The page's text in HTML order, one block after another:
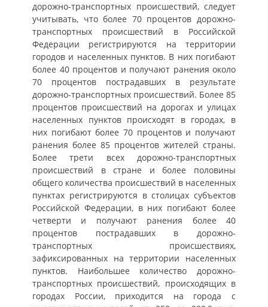
дорожно-транспортных происшествий, следует
учитывать, что более 70 процентов дорожно-
транспортных происшествий в Российской
Федерации регистрируются на территории
городов и населенных пунктов. В них погибают
более 40 процентов и получают ранения около
70 процентов пострадавших в результате
дорожно-транспортных происшествий. Более 85
процентов происшествий на дорогах и улицах
населенных пунктов происходят в городах, в
них погибают более 70 процентов и получают
ранения более 85 процентов жителей страны.
Более трети всех дорожно-транспортных
происшествий в стране и более половины
общего количества происшествий в населенных
пунктах регистрируются в столицах субъектов
Российской Федерации, в них погибают более
четверти и получают ранения более 40
процентов пострадавших в дорожно-
транспортных происшествиях,
зафиксированных на территории населенных
пунктов. Наибольшее количество дорожно-
транспортных происшествий, происходящих в
городах России, приходится на города с